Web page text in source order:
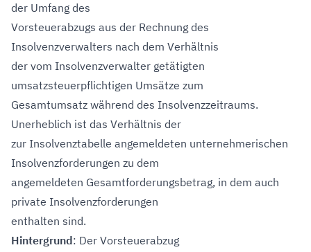
der Umfang des
Vorsteuerabzugs aus der Rechnung des
Insolvenzverwalters nach dem Verhältnis
der vom Insolvenzverwalter getätigten
umsatzsteuerpflichtigen Umsätze zum
Gesamtumsatz während des Insolvenzzeitraums.
Unerheblich ist das Verhältnis der
zur Insolvenztabelle angemeldeten unternehmerischen
Insolvenzforderungen zu dem
angemeldeten Gesamtforderungsbetrag, in dem auch
private Insolvenzforderungen
enthalten sind.
Hintergrund: Der Vorsteuerabzug